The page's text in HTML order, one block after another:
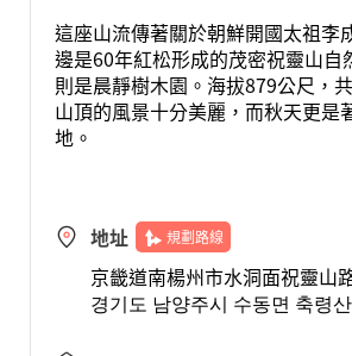
這座山流傳著關於朝鮮開國太祖李
邊是60年紅松形成的茂密祝靈山自
則是晨靜樹木園。海拔879公尺，
山頂的風景十分美麗，而秋天更是
地。
地址 規劃路線
京畿道南楊州市水洞面祝靈山
경기도 남양주시 수동면 축령